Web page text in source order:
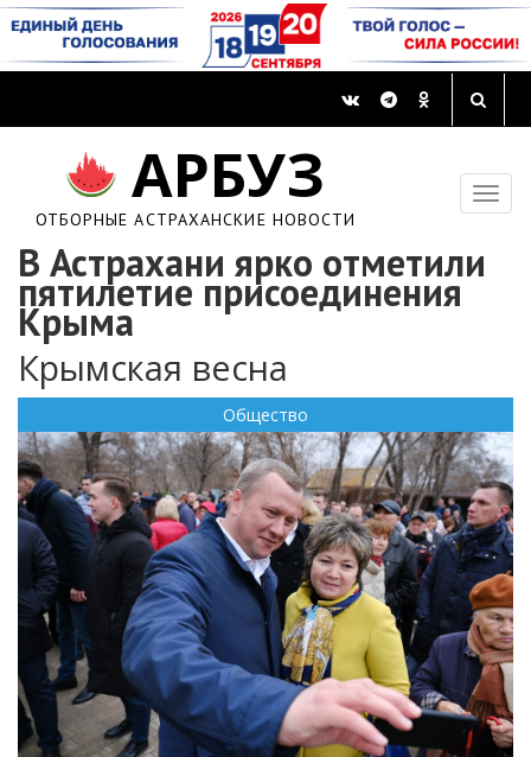
АРБУЗ
ОТБОРНЫЕ АСТРАХАНСКИЕ НОВОСТИ
В Астрахани ярко отметили
пятилетие присоединения
Крыма
Крымская весна
Общество